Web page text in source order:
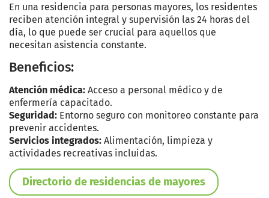
En una residencia para personas mayores, los residentes
reciben atención integral y supervisión las 24 horas del
día, lo que puede ser crucial para aquellos que
necesitan asistencia constante.
Beneficios:
Atención médica: Acceso a personal médico y de
enfermería capacitado.
Seguridad: Entorno seguro con monitoreo constante para
prevenir accidentes.
Servicios integrados: Alimentación, limpieza y
actividades recreativas incluidas.
Directorio de residencias de mayores